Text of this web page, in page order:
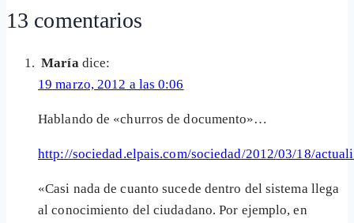
entrada:
13 comentarios
María dice:
19 marzo, 2012 a las 0:06
Hablando de «churros de documento»…
http://sociedad.elpais.com/sociedad/2012/03/18/
«Casi nada de cuanto sucede dentro del sistema llega
al conocimiento del ciudadano. Por ejemplo, en